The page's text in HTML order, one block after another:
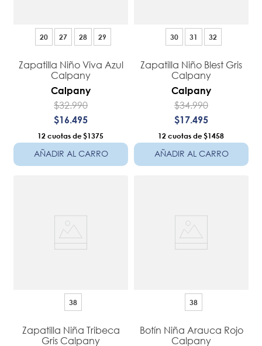
20 27 28 29
Zapatilla Niño Viva Azul
Calpany
Calpany
$32.990
$16.495
12 $1375
AÑADIR AL CARRO
30 31 32
Zapatilla Niño Blest Gris
Calpany
Calpany
$34.990
$17.495
12 $1458
AÑADIR AL CARRO
38
Zapatilla Niña Tribeca
Gris Calpany
38
Botín Niña Arauca Rojo
Calpany